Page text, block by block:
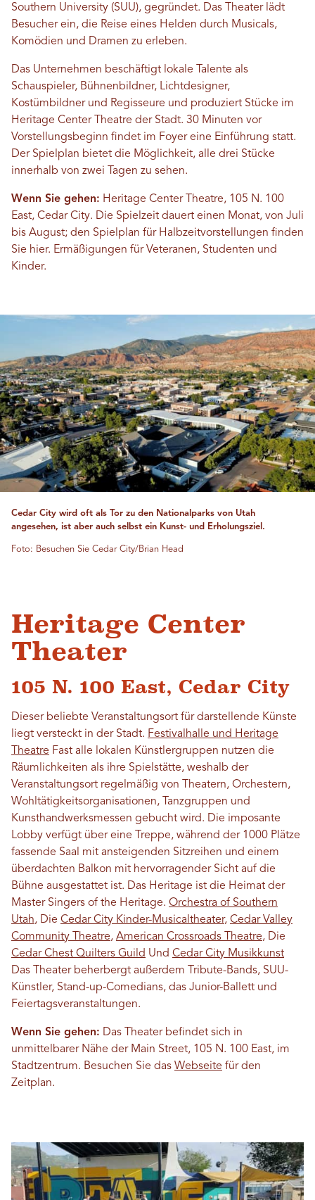
Southern University (SUU), gegründet. Das Theater lädt
Besucher ein, die Reise eines Helden durch Musicals,
Komödien und Dramen zu erleben.
Das Unternehmen beschäftigt lokale Talente als
Schauspieler, Bühnenbildner, Lichtdesigner,
Kostümbildner und Regisseure und produziert Stücke im
Heritage Center Theatre der Stadt. 30 Minuten vor
Vorstellungsbeginn findet im Foyer eine Einführung statt.
Der Spielplan bietet die Möglichkeit, alle drei Stücke
innerhalb von zwei Tagen zu sehen.
Wenn Sie gehen: Heritage Center Theatre, 105 N. 100
East, Cedar City. Die Spielzeit dauert einen Monat, von Juli
bis August; den Spielplan für Halbzeitvorstellungen finden
Sie hier. Ermäßigungen für Veteranen, Studenten und
Kinder.
Cedar City wird oft als Tor zu den Nationalparks von Utah
angesehen, ist aber auch selbst ein Kunst- und Erholungsziel.
Foto: Besuchen Sie Cedar City/Brian Head
Heritage Center
Theater
105 N. 100 East, Cedar City
Dieser beliebte Veranstaltungsort für darstellende Künste
liegt versteckt in der Stadt. Festivalhalle und Heritage
Theatre Fast alle lokalen Künstlergruppen nutzen die
Räumlichkeiten als ihre Spielstätte, weshalb der
Veranstaltungsort regelmäßig von Theatern, Orchestern,
Wohltätigkeitsorganisationen, Tanzgruppen und
Kunsthandwerksmessen gebucht wird. Die imposante
Lobby verfügt über eine Treppe, während der 1000 Plätze
fassende Saal mit ansteigenden Sitzreihen und einem
überdachten Balkon mit hervorragender Sicht auf die
Bühne ausgestattet ist. Das Heritage ist die Heimat der
Master Singers of the Heritage. Orchestra of Southern
Utah, Die Cedar City Kinder-Musicaltheater, Cedar Valley
Community Theatre, American Crossroads Theatre, Die
Cedar Chest Quilters Guild Und Cedar City Musikkunst
Das Theater beherbergt außerdem Tribute-Bands, SUU-
Künstler, Stand-up-Comedians, das Junior-Ballett und
Feiertagsveranstaltungen.
Wenn Sie gehen: Das Theater befindet sich in
unmittelbarer Nähe der Main Street, 105 N. 100 East, im
Stadtzentrum. Besuchen Sie das Webseite für den
Zeitplan.